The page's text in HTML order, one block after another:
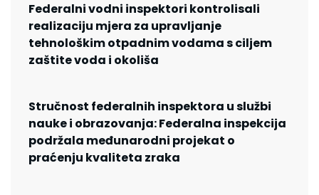
Federalni vodni inspektori kontrolisali
realizaciju mjera za upravljanje
tehnološkim otpadnim vodama s ciljem
zaštite voda i okoliša
Stručnost federalnih inspektora u službi
nauke i obrazovanja: Federalna inspekcija
podržala međunarodni projekat o
praćenju kvaliteta zraka